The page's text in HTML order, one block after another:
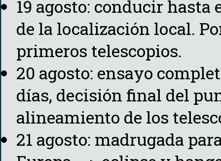
19 agosto: conducir
de la localización local.
primeros telescopios.
20 agosto: ensayo
días, decisión final del
alineamiento de los
21 agosto: madrugada